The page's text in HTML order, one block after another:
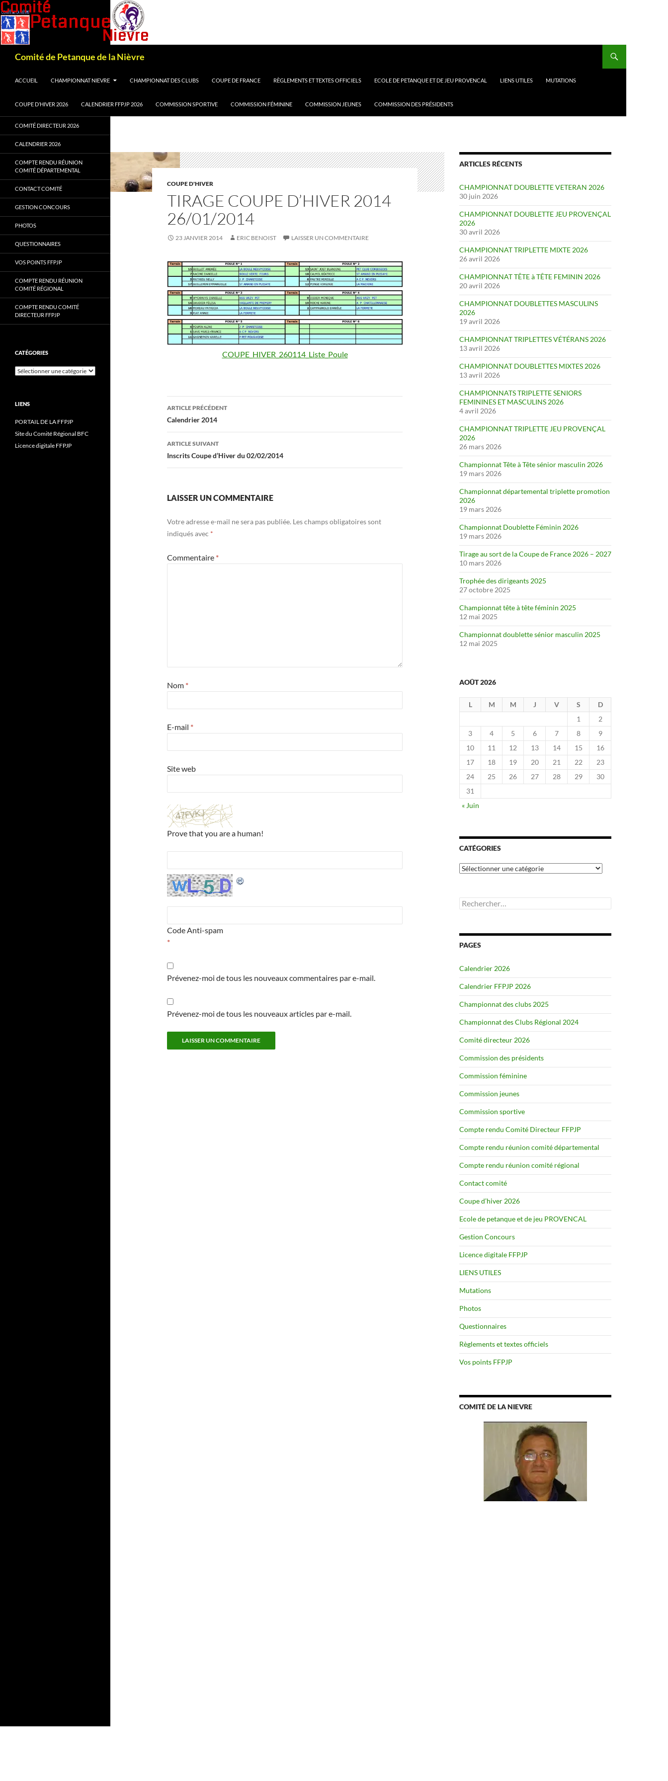
Comité de Petanque de la Nièvre
ACCUEIL
CHAMPIONNAT NIEVRE CHAMPIONNAT DES CLUBS COUPE DE FRANCE RÈGLEMENTS ET TEXTES OFFICIELS ECOLE DE PETANQUE ET DE JEU PROVENCAL LIENS UTILES MUTATIONS
COUPE D’HIVER 2026 CALENDRIER FFPJP 2026 COMMISSION SPORTIVE COMMISSION FÉMININE COMMISSION JEUNES COMMISSION DES PRÉSIDENTS
COUPE D'HIVER
TIRAGE COUPE D’HIVER 2014
26/01/2014
23 JANVIER 2014 ERIC BENOIST LAISSER UN COMMENTAIRE
COUPE_HIVER_260114_Liste_Poule
Navigation
des
articles
ARTICLE PRÉCÉDENT
Calendrier 2014
ARTICLE SUIVANT
Inscrits Coupe d’Hiver du 02/02/2014
LAISSER UN COMMENTAIRE
Votre adresse e-mail ne sera pas publiée. Les champs obligatoires sont
indiqués avec *
Commentaire *
Nom *
E-mail *
Site web
Prove that you are a human!
Code Anti-spam
*
Prévenez-moi de tous les nouveaux commentaires par e-mail.
Prévenez-moi de tous les nouveaux articles par e-mail.
ARTICLES RÉCENTS
CHAMPIONNAT DOUBLETTE VETERAN 2026
30 juin 2026
CHAMPIONNAT DOUBLETTE JEU PROVENÇAL
2026
30 avril 2026
CHAMPIONNAT TRIPLETTE MIXTE 2026
26 avril 2026
CHAMPIONNAT TÊTE à TÊTE FEMININ 2026
20 avril 2026
CHAMPIONNAT DOUBLETTES MASCULINS
2026
19 avril 2026
CHAMPIONNAT TRIPLETTES VÉTÉRANS 2026
13 avril 2026
CHAMPIONNAT DOUBLETTES MIXTES 2026
13 avril 2026
CHAMPIONNATS TRIPLETTE SENIORS
FEMININES ET MASCULINS 2026
4 avril 2026
CHAMPIONNAT TRIPLETTE JEU PROVENÇAL
2026
26 mars 2026
Championnat Tête à Tête sénior masculin 2026
19 mars 2026
Championnat départemental triplette promotion
2026
19 mars 2026
Championnat Doublette Féminin 2026
19 mars 2026
Tirage au sort de la Coupe de France 2026 – 2027
10 mars 2026
Trophée des dirigeants 2025
27 octobre 2025
Championnat tête à tête féminin 2025
12 mai 2025
Championnat doublette sénior masculin 2025
12 mai 2025
AOÛT 2026
L M M J V S
D
1
2
3
4 5 6 7 8
9
10
11 12 13 14 15
16
17
18 19 20 21 22
23
24
25 26 27 28 29
30
31
« Juin
CATÉGORIES
Catégories
Rechercher :
PAGES
Calendrier 2026
Calendrier FFPJP 2026
Championnat des clubs 2025
Championnat des Clubs Régional 2024
Comité directeur 2026
Commission des présidents
Commission féminine
Commission jeunes
Commission sportive
Compte rendu Comité Directeur FFPJP
Compte rendu réunion comité départemental
Compte rendu réunion comité régional
Contact comité
Coupe d’hiver 2026
Ecole de petanque et de jeu PROVENCAL
Gestion Concours
Licence digitale FFPJP
LIENS UTILES
Mutations
Photos
Questionnaires
Règlements et textes officiels
Vos points FFPJP
COMITÉ DE LA NIEVRE
COMITÉ DIRECTEUR 2026
CALENDRIER 2026
COMPTE RENDU RÉUNION
COMITÉ DÉPARTEMENTAL
CONTACT COMITÉ
GESTION CONCOURS
PHOTOS
QUESTIONNAIRES
VOS POINTS FFPJP
COMPTE RENDU RÉUNION
COMITÉ RÉGIONAL
COMPTE RENDU COMITÉ
DIRECTEUR FFPJP
CATÉGORIES
Catégories
LIENS
PORTAIL DE LA FFPJP
Site du Comité Régional BFC
Licence digitale FFPJP